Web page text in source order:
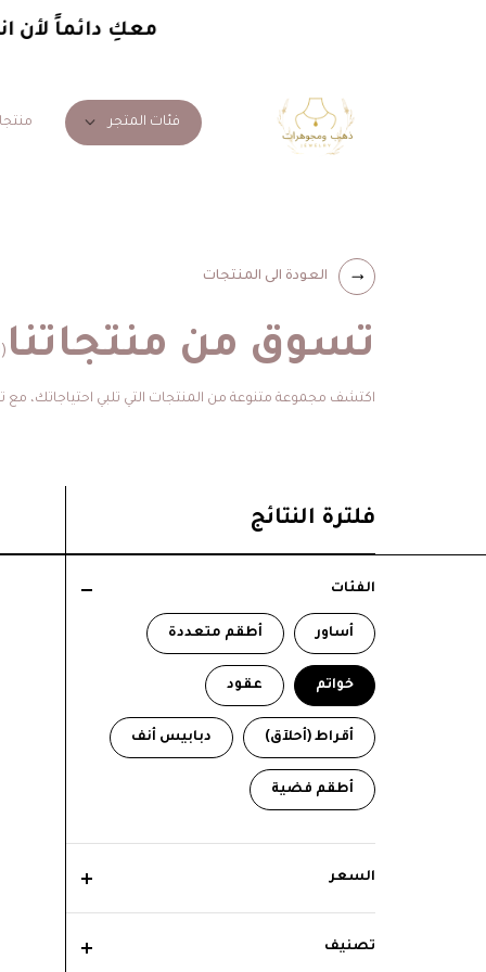
معكِ دائماً لأن
فئات المتجر
العودة الى المنتجات
تسوق من منتجاتنا (0)
اكتشف مجموعة متنوعة من المنتجات التي تلبي احتياجاتك،
فلترة النتائج
الفئات
أساور أطقم متعددة
خواتم عقود
أقراط (أحلآق) دبابيس أنف
أطقم فضية
السعر
تصنيف